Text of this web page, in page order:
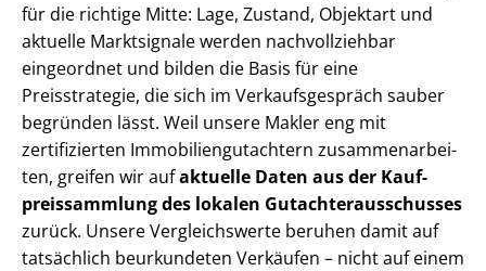
für die richtige Mitte: Lage, Zustand, Objektart und
aktuelle Marktsignale werden nachvollziehbar
eingeordnet und bilden die Basis für eine
Preisstrategie, die sich im Ver­kaufs­ge­spräch sauber
begründen lässt. Weil unsere Makler eng mit
zertifizierten Im­mo­bi­li­en­gut­ach­tern zu­sam­men­ar­bei­
ten, greifen wir aufaktuelle Daten aus der Kauf­
preis­samm­lung des lokalen Gut­ach­ter­aus­schus­ses
zurück. Unsere Vergleichswerte beruhen damit auf
tatsächlich beurkundeten Verkäufen – nicht auf einem